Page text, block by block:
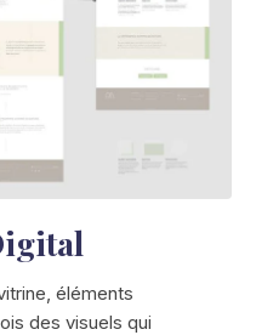
éléments
des visuels qui